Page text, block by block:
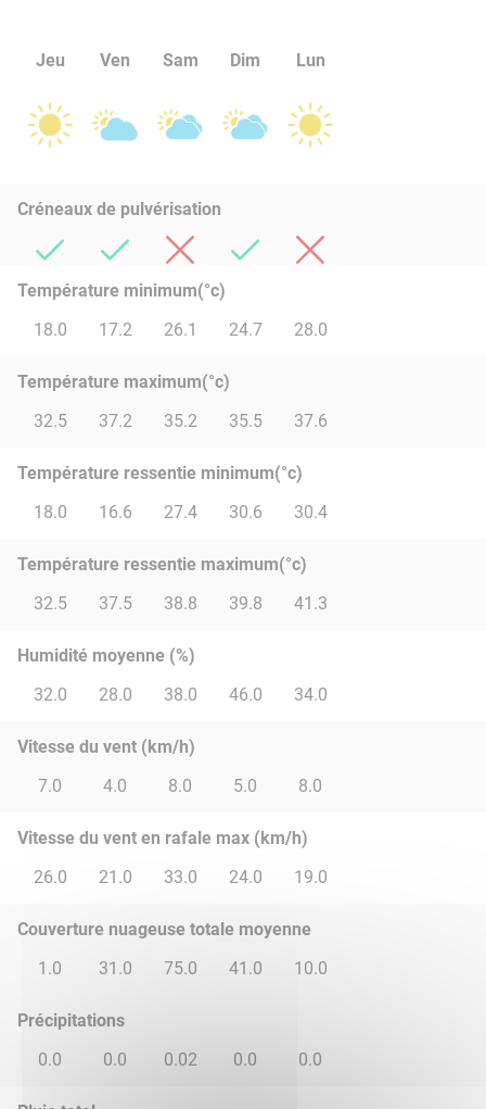
Jeu Ven Sam Dim Lun
Créneaux de pulvérisation
Température minimum(°c)
18.0
17.2 26.1 24.7 28.0
Température maximum(°c)
32.5
37.2 35.2 35.5 37.6
Température ressentie minimum(°c)
18.0
16.6 27.4 30.6 30.4
Température ressentie maximum(°c)
32.5
37.5 38.8 39.8 41.3
Humidité moyenne (%)
32.0
28.0 38.0 46.0 34.0
Vitesse du vent (km/h)
7.0
4.0 8.0 5.0 8.0
Vitesse du vent en rafale max (km/h)
26.0
21.0 33.0 24.0 19.0
Couverture nuageuse totale moyenne
1.0
31.0 75.0 41.0 10.0
Précipitations
0.0
0.0 0.02 0.0 0.0